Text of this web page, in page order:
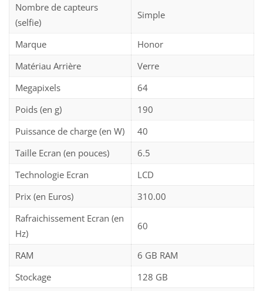
Nombre de capteurs
(selfie)
Simple
Marque
Honor
Matériau Arrière
Verre
Megapixels
64
Poids (en g)
190
Puissance de charge (en W)
40
Taille Ecran (en pouces)
6.5
Technologie Ecran
LCD
Prix (en Euros)
310.00
Rafraichissement Ecran (en
Hz)
60
RAM
6 GB RAM
Stockage
128 GB